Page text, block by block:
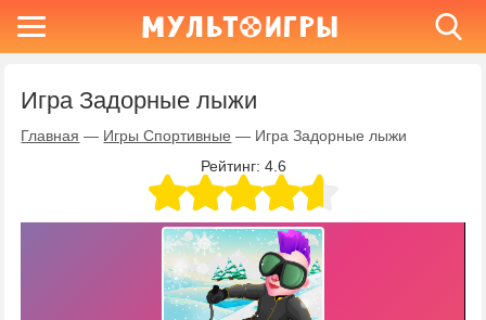
Игра Задорные лыжи
Главная — Игры Спортивные — Игра Задорные лыжи
Рейтинг: 4.6